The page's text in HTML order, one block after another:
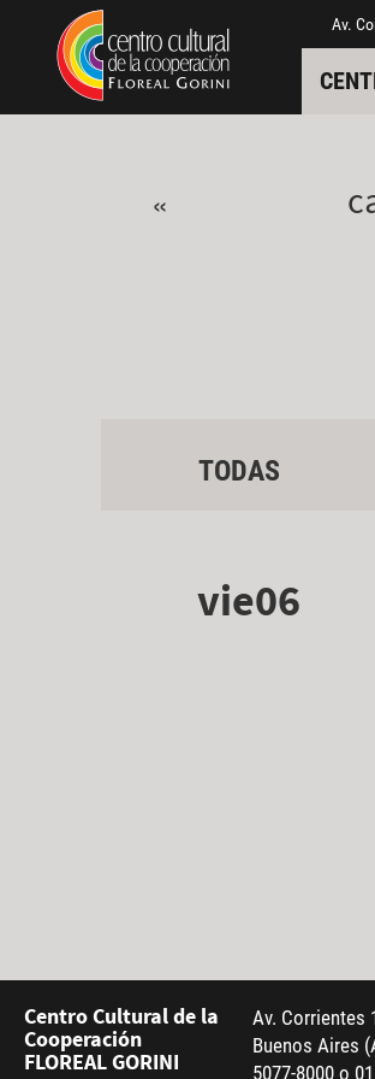
Pasar al contenido principal
Jump to main content Av.
«
TODAS
vie06
Centro Cultural de la
Cooperación
FLOREAL GORINI
Av. Corrientes
Buenos Aires
5077-8000 o